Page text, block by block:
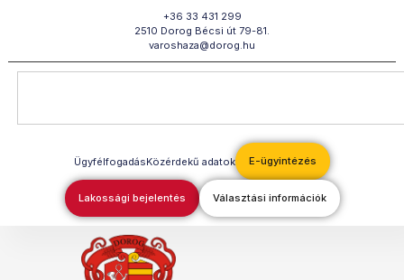
+36 33 431 299
2510 Dorog Bécsi út 79-81.
varoshaza@dorog.hu
ÜgyfélfogadásKözérdekű adatok E-ügyintézés
Lakossági bejelentés Választási információk